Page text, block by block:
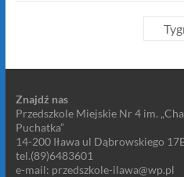
Znajdź nas
Przedszkole Miejskie Nr 4 im.
Puchatka”
14-200 Iława ul Dąbrowskiego
tel.(89)6483601
e-mail: przedszkole-ilawa@wp.pl